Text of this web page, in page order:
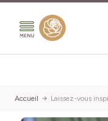
Accueil Laissez-vous